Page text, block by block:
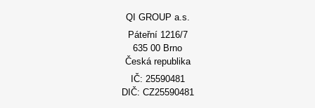
QI GROUP a.s.
Páteřní 1216/7
635 00 Brno
Česká republika
IČ: 25590481
DIČ: CZ25590481